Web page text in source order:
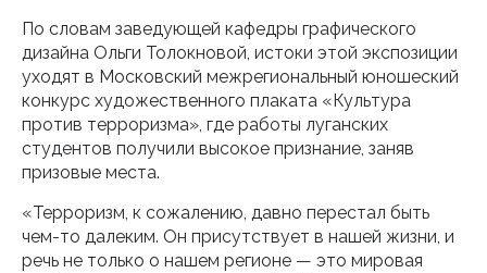
По словам заведующей кафедры графического
дизайна Ольги Толокновой, истоки этой экспозиции
уходят в Московский межрегиональный юношеский
конкурс художественного плаката «Культура
против терроризма», где работы луганских
студентов получили высокое признание, заняв
призовые места.
«Терроризм, к сожалению, давно перестал быть
чем-то далеким. Он присутствует в нашей жизни, и
речь не только о нашем регионе — это мировая